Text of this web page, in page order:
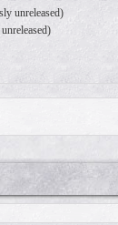
unreleased)